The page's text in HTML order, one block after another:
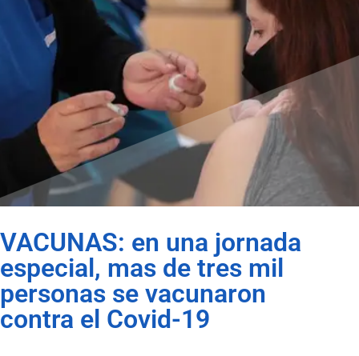
VACUNAS: en una jornada
especial, mas de tres mil
personas se vacunaron
contra el Covid-19